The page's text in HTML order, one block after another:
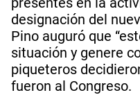
designación del
Pino auguró que
situación y genere
piqueteros
fueron al Congreso.